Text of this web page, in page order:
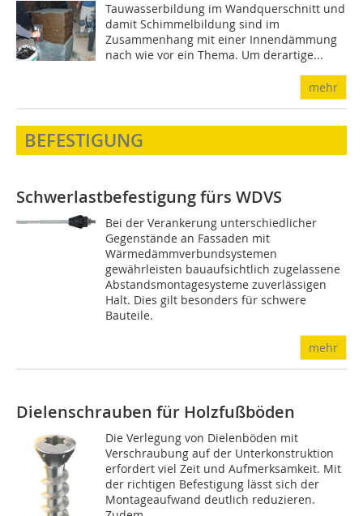
Tauwasserbildung im Wandquerschnitt und
damit Schimmelbildung sind im
Zusammenhang mit einer Innendämmung
nach wie vor ein Thema. Um derartige...
mehr
BEFESTIGUNG
Schwerlastbefestigung fürs WDVS
Bei der Verankerung unterschiedlicher
Gegenstände an Fassaden mit
Wärmedämmverbundsystemen
gewährleisten bauaufsichtlich zugelassene
Abstandsmontagesysteme zuverlässigen
Halt. Dies gilt besonders für schwere
Bauteile.
mehr
Dielenschrauben für Holzfußböden
Die Verlegung von Dielenböden mit
Verschraubung auf der Unterkonstruktion
erfordert viel Zeit und Aufmerksamkeit. Mit
der richtigen Befestigung lässt sich der
Montageaufwand deutlich reduzieren.